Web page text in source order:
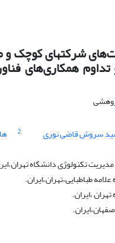
شرکتهای کوچک و
همکاری‌های
سروش قاضی نوری 2
تکنولوژی دانشگاه
طباطبایی،تهران،ایران.
،ایران.